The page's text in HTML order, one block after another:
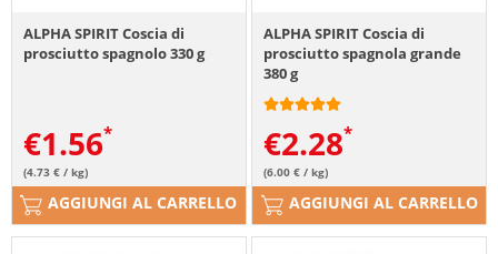
ALPHA SPIRIT Coscia di
prosciutto spagnolo 330 g
€1.56
(4.73 € / kg)
AGGIUNGI AL CARRELLO
ALPHA SPIRIT Coscia di
prosciutto spagnola grande
380 g
€2.28
(6.00 € / kg)
AGGIUNGI AL CARRELLO